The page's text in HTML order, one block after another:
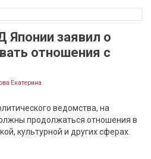
заявил о
отношения с
Екатерина
ведомства, на
продолжаться отношения в
культурной и других сферах.